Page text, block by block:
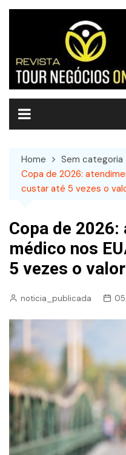
Skip
Home
Sem categoria
Copa de 2026:
custar até 5 vezes o
Copa de
médico nos
5 vezes o
noticia_publicada